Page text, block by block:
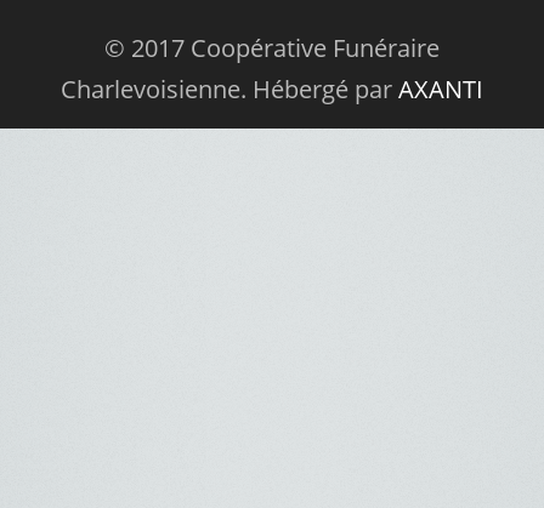
© 2017 Coopérative Funéraire
Charlevoisienne. Hébergé parAXANTI